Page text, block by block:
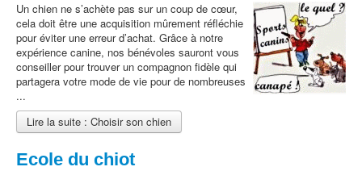
Un chien ne s’achète pas sur un coup de cœur,
cela doit être une acquisition mûrement réfléchie
pour éviter une erreur d’achat. Grâce à notre
expérience canine, nos bénévoles sauront vous
conseiller pour trouver un compagnon fidèle qui
partagera votre mode de vie pour de nombreuses
...
Lire la suite : Choisir son chien
Ecole du chiot